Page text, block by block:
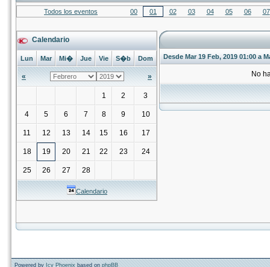
Todos los eventos 00 01 02 03 04 05 06 07
Calendario
Lun Mar Mi� Jue Vie S�b Dom
« »
1 2 3
4 5 6 7 8 9 10
11 12 13 14 15 16 17
18 19 20 21 22 23 24
25 26 27 28
Calendario
Desde Mar 19 Feb, 2019 01:00 a
No
Powered by Icy Phoenix based on phpBB